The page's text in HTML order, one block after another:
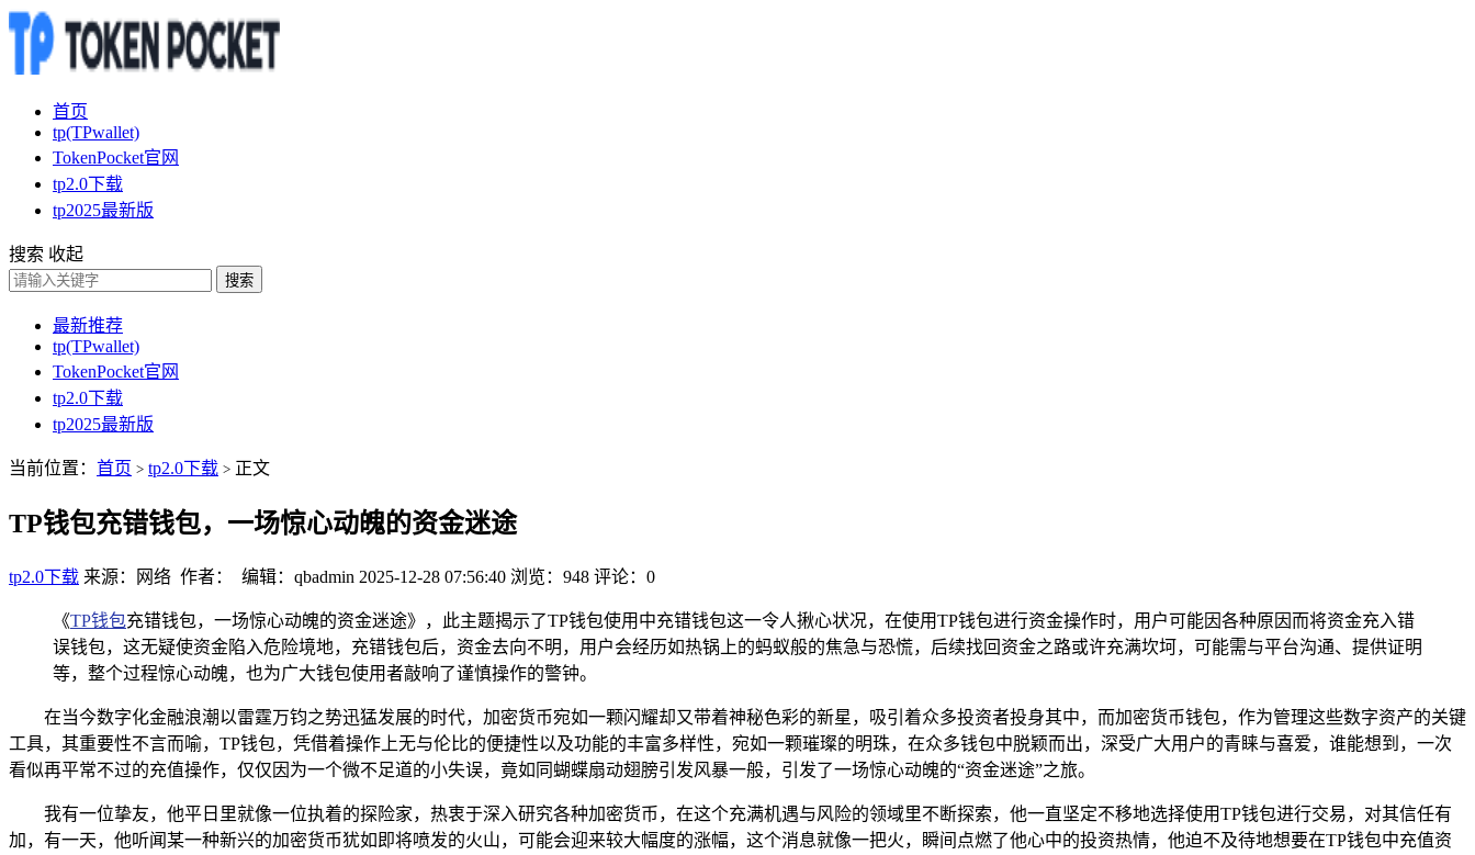
首页
tp(TPwallet)
TokenPocket官网
tp2.0下载
tp2025最新版
搜索 收起
搜索
最新推荐
tp(TPwallet)
TokenPocket官网
tp2.0下载
tp2025最新版
当前位置： 首页 > tp2.0下载 > 正文
TP钱包充错钱包，一场惊心动魄的资金迷途
tp2.0下载 来源：网络 作者： 编辑：qbadmin 2025-12-28 07:56:40 浏览：948 评论：0
《TP钱包充错钱包，一场惊心动魄的资金迷途》，此主题揭示了TP钱包使用中充错钱包这一令人揪心状况，在使用TP钱包进行资金操作时，用户可能因各种原因而将资金充入错
误钱包，这无疑使资金陷入危险境地，充错钱包后，资金去向不明，用户会经历如热锅上的蚂蚁般的焦急与恐慌，后续找回资金之路或许充满坎坷，可能需与平台沟通、提供证明
等，整个过程惊心动魄，也为广大钱包使用者敲响了谨慎操作的警钟。
在当今数字化金融浪潮以雷霆万钧之势迅猛发展的时代，加密货币宛如一颗闪耀却又带着神秘色彩的新星，吸引着众多投资者投身其中，而加密货币钱包，作为管理这些数字资产的关键
工具，其重要性不言而喻，TP钱包，凭借着操作上无与伦比的便捷性以及功能的丰富多样性，宛如一颗璀璨的明珠，在众多钱包中脱颖而出，深受广大用户的青睐与喜爱，谁能想到，一次
看似再平常不过的充值操作，仅仅因为一个微不足道的小失误，竟如同蝴蝶扇动翅膀引发风暴一般，引发了一场惊心动魄的“资金迷途”之旅。
我有一位挚友，他平日里就像一位执着的探险家，热衷于深入研究各种加密货币，在这个充满机遇与风险的领域里不断探索，他一直坚定不移地选择使用TP钱包进行交易，对其信任有
加，有一天，他听闻某一种新兴的加密货币犹如即将喷发的火山，可能会迎来较大幅度的涨幅，这个消息就像一把火，瞬间点燃了他心中的投资热情，他迫不及待地想要在TP钱包中充值资